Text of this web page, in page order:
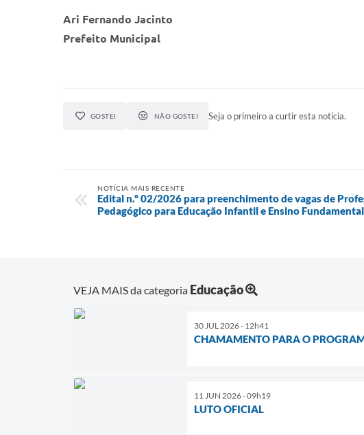
Ari Fernando Jacinto
Prefeito Municipal
GOSTEI NÃO GOSTEI Seja o primeiro a curtir esta notícia.
NOTÍCIA MAIS RECENTE
Edital n.º 02/2026 para preenchimento de vagas de
Pedagógico para Educação Infantil e Ensino
VEJA MAIS da categoria Educação
30 JUL 2026 - 12h41
CHAMAMENTO PARA O
11 JUN 2026 - 09h19
LUTO OFICIAL